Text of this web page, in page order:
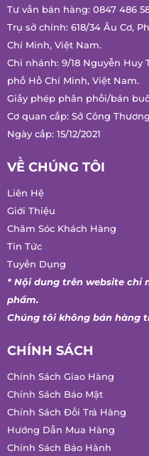
Email CSKH:
Tư vấn bán hàng:0847 486
Trụ sở chính: 618/34 Âu Cơ,
Chí Minh, Việt Nam.
Chi nhánh: 9/18 Nguyễn Huy
phố Hồ Chí Minh, Việt Nam.
Giấy phép phân phối/bán
Cơ quan cấp: Sở Công
Liên Hệ
Giới Thiệu
Chăm Sóc Khách Hàng
Tin Tức
Tuyển Dụng
* Nội dung trên website chỉ
phẩm.
Chính Sách Giao Hàng
Chính Sách Bảo Mật
Chính Sách Đổi Trả Hàng
Hướng Dẫn Mua Hàng